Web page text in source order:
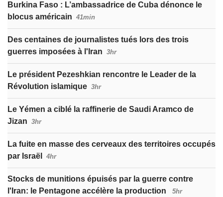
Burkina Faso : L’ambassadrice de Cuba dénonce le
blocus américain 41min
Des centaines de journalistes tués lors des trois
guerres imposées à l'Iran 3hr
Le président Pezeshkian rencontre le Leader de la
Révolution islamique 3hr
Le Yémen a ciblé la raffinerie de Saudi Aramco de
Jizan 3hr
La fuite en masse des cerveaux des territoires occupés
par Israël
4hr
Stocks de munitions épuisés par la guerre contre
l'Iran: le Pentagone accélère la production
5hr